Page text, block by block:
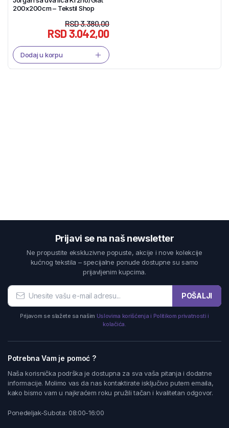
200x200cm – Tekstil Shop
RSD3.380,00
RSD3.042,00
Dodaj u korpu
Prijavi se na naš newsletter
Ne propustite ekskluzivne popuste, akcije i nove kolekcije
kućnog tekstila – specijalne ponude dostupne su samo
prijavljenim kupcima.
POŠALJI
Prijavom se slažete sa našim Uslovima korišćenja i Politikom privatnosti i
kolačića.
Potrebna Vam je pomoć ?
Naša korisnička podrška je dostupna za sva vaša pitanja i dodatne
informacije. Molimo vas da nas kontaktirate isključivo putem emaila,
kako bismo vam u najkraćem roku pružili tačan i kvalitetan odgovor.
Ponedeljak-Subota: 08:00-16:00